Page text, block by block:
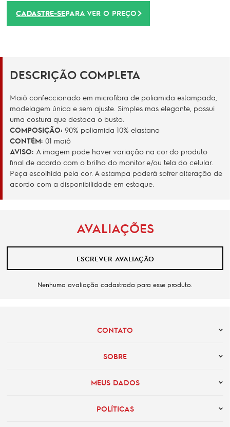
CADASTRE-SEPARA VER O PREÇO
DESCRIÇÃO COMPLETA
Maiô confeccionado em microfibra de poliamida estampada,
modelagem única e sem ajuste. Simples mas elegante, possui
uma costura que destaca o busto.
COMPOSIÇÃO: 90% poliamida 10% elastano
CONTÉM: 01 maiô
AVISO: A imagem pode haver variação na cor do produto
final de acordo com o brilho do monitor e/ou tela do celular.
Peça escolhida pela cor. A estampa poderá sofrer alteração de
acordo com a disponibilidade em estoque.
AVALIAÇÕES
ESCREVER AVALIAÇÃO
Nenhuma avaliação cadastrada para esse produto.
CONTATO
SOBRE
MEUS DADOS
POLÍTICAS